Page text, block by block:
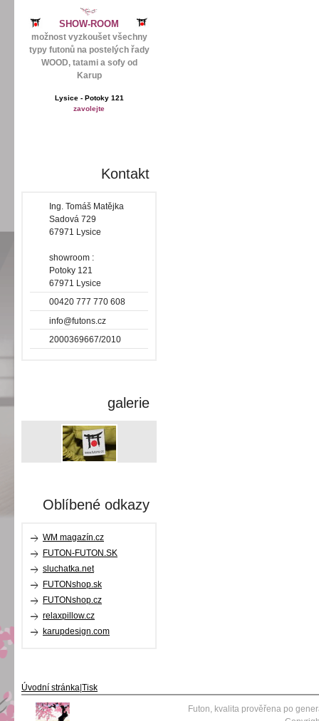
SHOW-ROOM
možnost vyzkoušet všechny
typy futonů na postelých řady
WOOD, tatami a sofy od
Karup
Lysice - Potoky 121
zavolejte
Kontakt
Ing. Tomáš Matějka
Sadová 729
67971 Lysice
showroom :
Potoky 121
67971 Lysice
00420 777 770 608
info@futons.cz
2000369667/2010
galerie
Oblíbené odkazy
WM magazín.cz
FUTON-FUTON.SK
sluchatka.net
FUTONshop.sk
FUTONshop.cz
relaxpillow.cz
karupdesign.com
Úvodní stránka|Tisk
Futon, kvalita prověřena po